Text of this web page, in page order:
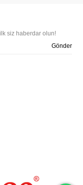
siz haberdar olun!
Gönder